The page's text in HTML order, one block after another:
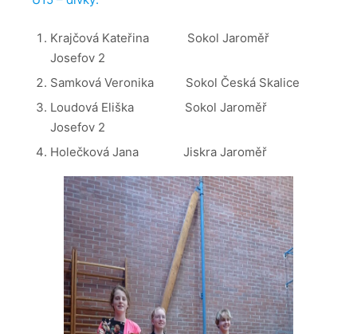
Krajčová Kateřina Sokol Jaroměř
Josefov 2
Samková Veronika Sokol Česká Skalice
Loudová Eliška Sokol Jaroměř
Josefov 2
Holečková Jana Jiskra Jaroměř